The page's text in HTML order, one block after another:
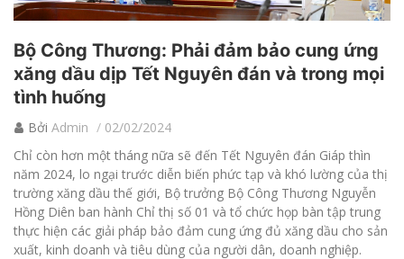
Bộ Công Thương: Phải đảm bảo cung ứng
xăng dầu dịp Tết Nguyên đán và trong mọi
tình huống
Bởi Admin
02/02/2024
Chỉ còn hơn một tháng nữa sẽ đến Tết Nguyên đán Giáp thìn
năm 2024, lo ngại trước diễn biến phức tạp và khó lường của thị
trường xăng dầu thế giới, Bộ trưởng Bộ Công Thương Nguyễn
Hồng Diên ban hành Chỉ thị số 01 và tổ chức họp bàn tập trung
thực hiện các giải pháp bảo đảm cung ứng đủ xăng dầu cho sản
xuất, kinh doanh và tiêu dùng của người dân, doanh nghiệp.